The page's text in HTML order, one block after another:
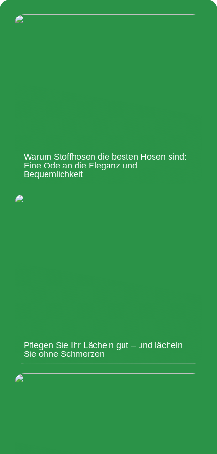
Warum Stoffhosen die besten Hosen sind:
Eine Ode an die Eleganz und
Bequemlichkeit
Pflegen Sie Ihr Lächeln gut – und lächeln
Sie ohne Schmerzen